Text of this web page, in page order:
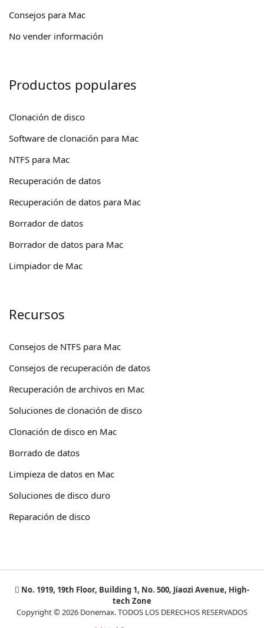
Consejos para Mac
No vender información
Productos populares
Clonación de disco
Software de clonación para Mac
NTFS para Mac
Recuperación de datos
Recuperación de datos para Mac
Borrador de datos
Borrador de datos para Mac
Limpiador de Mac
Recursos
Consejos de NTFS para Mac
Consejos de recuperación de datos
Recuperación de archivos en Mac
Soluciones de clonación de disco
Clonación de disco en Mac
Borrado de datos
Limpieza de datos en Mac
Soluciones de disco duro
Reparación de disco
No. 1919, 19th Floor, Building 1, No. 500, Jiaozi Avenue, High-
tech Zone
Copyright © 2026 Donemax. TODOS LOS DERECHOS RESERVADOS